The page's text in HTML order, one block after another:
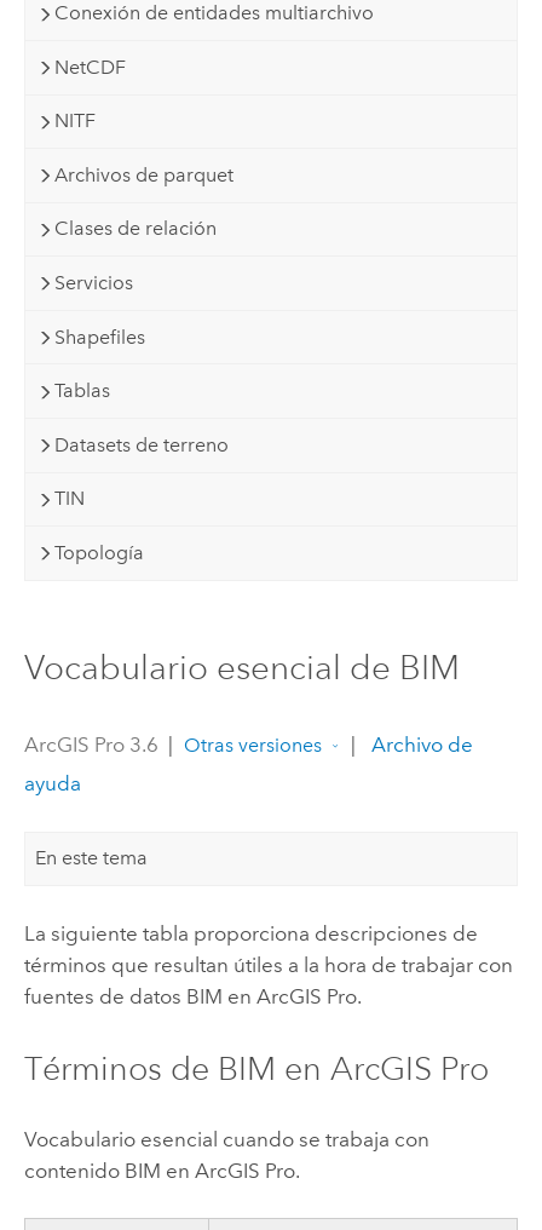
Conexión de entidades multiarchivo
NetCDF
NITF
Archivos de parquet
Clases de relación
Servicios
Shapefiles
Tablas
Datasets de terreno
TIN
Topología
Vocabulario esencial de BIM
ArcGIS Pro 3.6 | Otras versiones |
Archivo de
ayuda
En este tema
La siguiente tabla proporciona descripciones de
términos que resultan útiles a la hora de trabajar con
fuentes de datos BIM en ArcGIS Pro.
Términos de BIM en ArcGIS Pro
Vocabulario esencial cuando se trabaja con
contenido BIM en ArcGIS Pro.